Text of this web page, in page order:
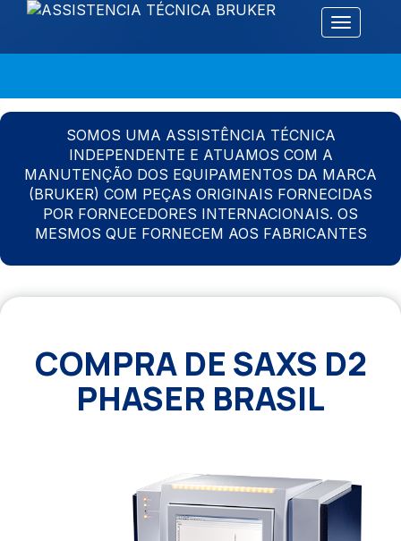
Alternar
SOMOS UMA ASSISTÊNCIA TÉCNICA
INDEPENDENTE E ATUAMOS COM A
MANUTENÇÃO DOS EQUIPAMENTOS DA MARCA
(BRUKER) COM PEÇAS ORIGINAIS FORNECIDAS
POR FORNECEDORES INTERNACIONAIS. OS
MESMOS QUE FORNECEM AOS FABRICANTES
COMPRA DE SAXS D2
PHASER BRASIL